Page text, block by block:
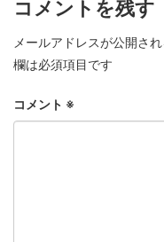
コメントを残す
メールアドレスが公開さ
欄は必須項目です
コメント ※